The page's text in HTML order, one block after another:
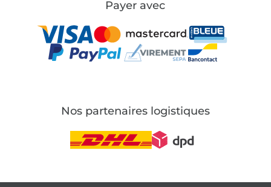
Payer avec
Nos partenaires logistiques